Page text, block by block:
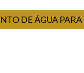
ÁGUA PARA